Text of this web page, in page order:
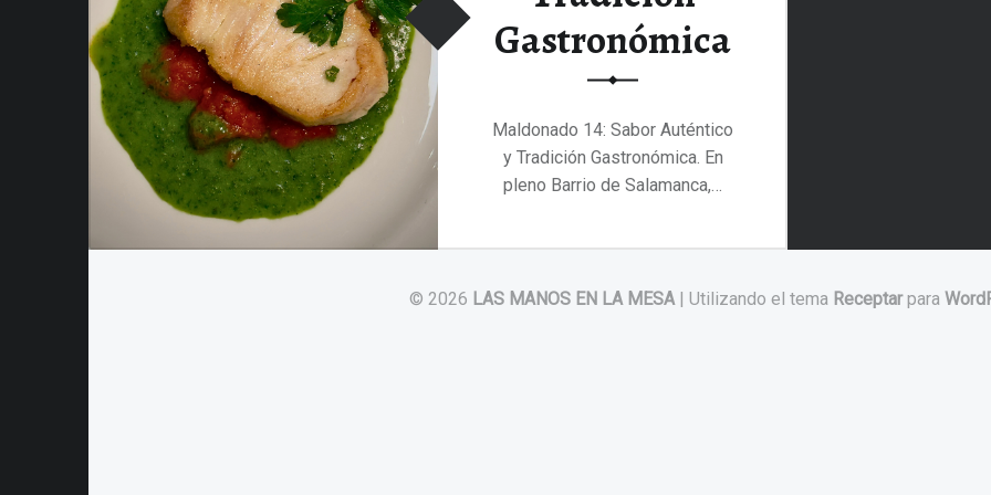
Gastronómica
Maldonado 14: Sabor Auténtico
y Tradición Gastronómica. En
pleno Barrio de Salamanca,…
Continuar leyendo“Maldonado 14: Sabor Auténtico y Tradición Gastronómica”
…
© 2026 LAS MANOS EN LA MESA | Utilizando el tema Receptarpara